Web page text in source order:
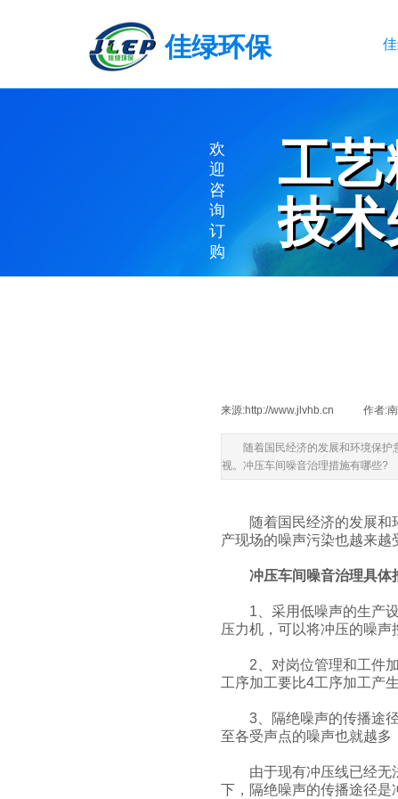
佳绿环保
工
技
欢
迎
咨
询
订
购
工
技
来源:http://www.jlvhb.cn 作者:
随着国民经济的发展和环境保
视。冲压车间噪音治理措施有哪些?
随着国民经济的发展和环
产现场的噪声污染也越来越
冲压车间噪音治理具体
1、采用低噪声的生产设
压力机，可以将冲压的噪声
2、对岗位管理和工件加
工序加工要比4工序加工产
3、隔绝噪声的传播途径
至各受声点的噪声也就越多
由于现有冲压线已经无法
下，隔绝噪声的传播途径是